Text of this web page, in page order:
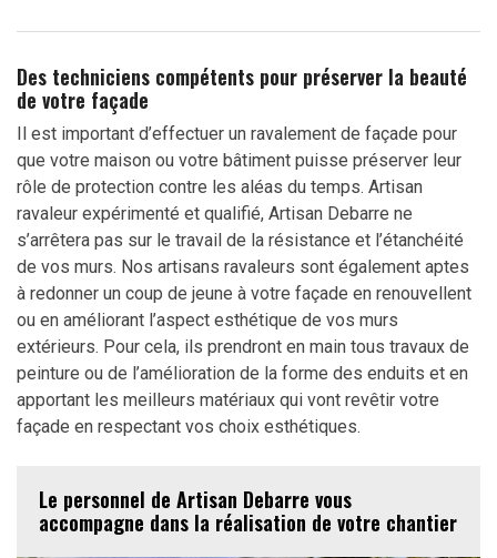
Des techniciens compétents pour préserver la beauté
de votre façade
Il est important d’effectuer un ravalement de façade pour
que votre maison ou votre bâtiment puisse préserver leur
rôle de protection contre les aléas du temps. Artisan
ravaleur expérimenté et qualifié, Artisan Debarre ne
s’arrêtera pas sur le travail de la résistance et l’étanchéité
de vos murs. Nos artisans ravaleurs sont également aptes
à redonner un coup de jeune à votre façade en renouvellent
ou en améliorant l’aspect esthétique de vos murs
extérieurs. Pour cela, ils prendront en main tous travaux de
peinture ou de l’amélioration de la forme des enduits et en
apportant les meilleurs matériaux qui vont revêtir votre
façade en respectant vos choix esthétiques.
Le personnel de Artisan Debarre vous
accompagne dans la réalisation de votre chantier